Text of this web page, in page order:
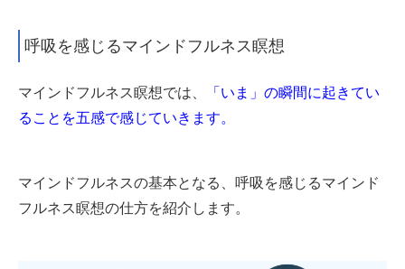
呼吸を感じるマインドフルネス瞑想
マインドフルネス瞑想では、
「いま」の瞬間に起きてい
ることを五感で感じていきます。
マインドフルネスの基本となる、呼吸を感じるマインド
フルネス瞑想の仕方を紹介します。